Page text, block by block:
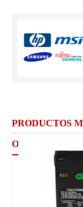
PRODUCTOS
ORDENADOR